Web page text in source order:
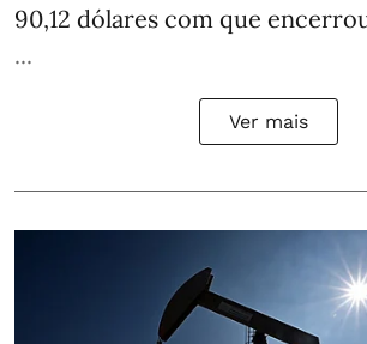
90,12 dólares com que
...
Ver mais